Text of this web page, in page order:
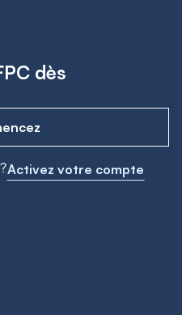
dès
Activez votre compte